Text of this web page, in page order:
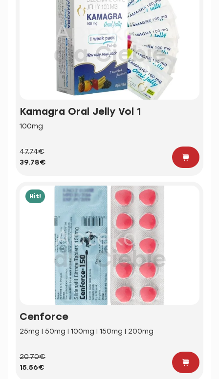
Kamagra Oral Jelly Vol 1
100mg
47.74€
39.78€
Hit!
Cenforce
25mg | 50mg | 100mg | 150mg | 200mg
20.70€
15.56€